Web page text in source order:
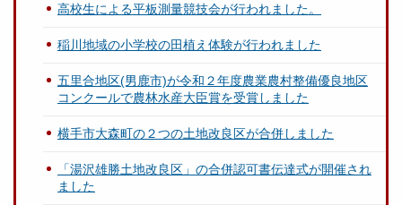
高校生による平板測量競技会が行われました。
稲川地域の小学校の田植え体験が行われました
五里合地区(男鹿市)が令和２年度農業農村整備優良地区
コンクールで農林水産大臣賞を受賞しました
横手市大森町の２つの土地改良区が合併しました
「湯沢雄勝土地改良区」の合併認可書伝達式が開催され
ました